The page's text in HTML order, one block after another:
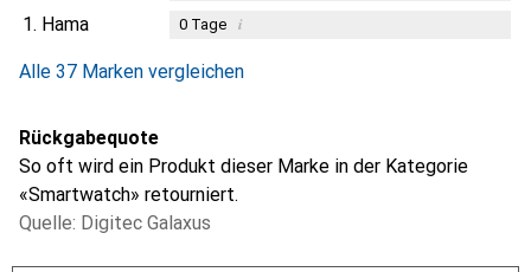
1. Hama 0Tage i
Alle 37 Marken vergleichen
Rückgabequote
So oft wird ein Produkt dieser Marke in der Kategorie
«Smartwatch» retourniert.
Quelle: Digitec Galaxus